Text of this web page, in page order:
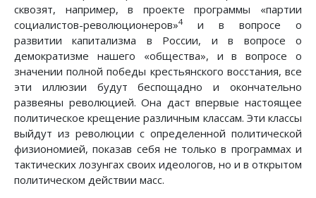
сквозят, например, в проекте программы «партии
социалистов-революционеров»4и в вопросе о
развитии капитализма в России, и в вопросе о
демократизме нашего «общества», и в вопросе о
значении полной победы крестьянского восстания, все
эти иллюзии будут беспощадно и окончательно
развеяны революцией. Она даст впервые настоящее
политическое крещение различным классам. Эти классы
выйдут из революции с определенной политической
физиономией, показав себя не только в программах и
тактических лозунгах своих идеологов, но и в открытом
политическом действии масс.